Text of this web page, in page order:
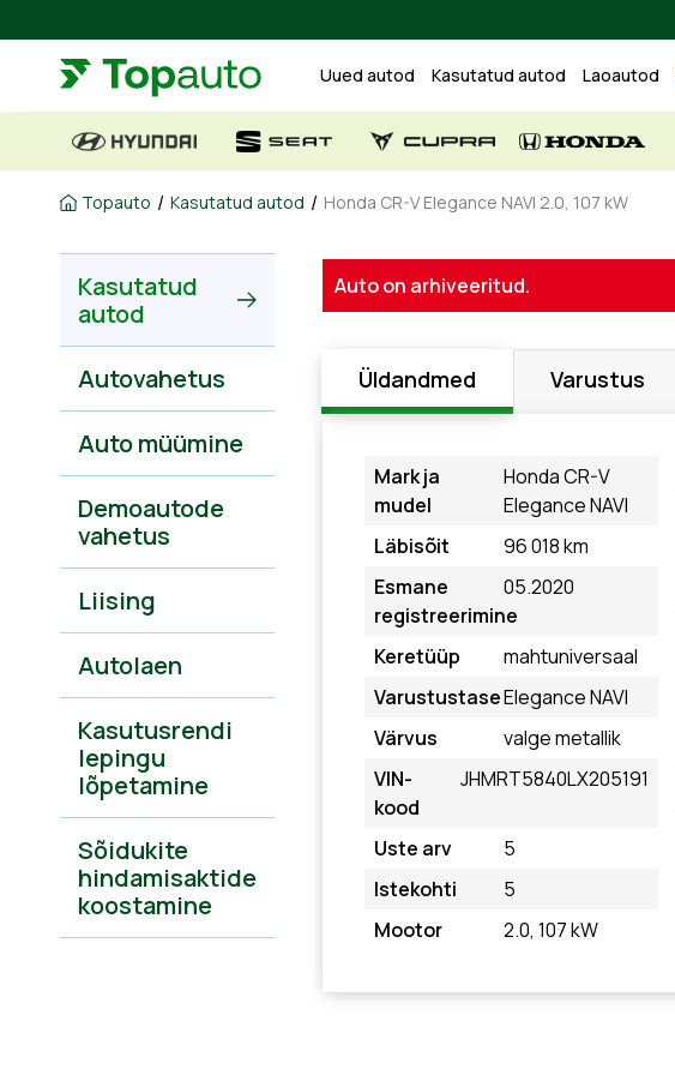
Uued autod Kasutatud autod Laoautod
Topauto / Kasutatud autod / Honda CR-V Elegance NAVI 2.0, 107 kW
Kasutatud
autod
Autovahetus
Auto müümine
Demoautode
vahetus
Liising
Autolaen
Kasutusrendi
lepingu
lõpetamine
Sõidukite
hindamisaktide
koostamine
Auto on arhiveeritud.
Üldandmed Varustus
Mark ja
mudel
Honda CR-V
Elegance NAVI
Läbisõit
96 018 km
Esmane
registreerimine
05.2020
Keretüüp
mahtuniversaal
VarustustaseElegance NAVI
Värvus
valge metallik
VIN-
kood
JHMRT5840LX205191
Uste arv
5
Istekohti
5
Mootor
2.0, 107 kW